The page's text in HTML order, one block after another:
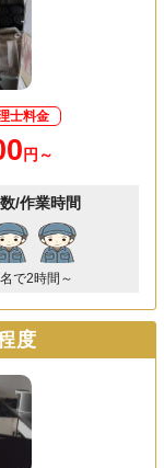
士料金
円～
/作業時間
で2時間～
度